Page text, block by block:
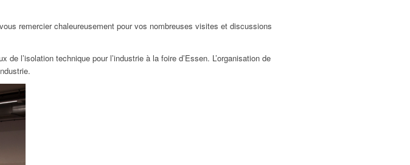
remercier chaleureusement pour vos nombreuses visites et discussions
l’isolation technique pour l’industrie à la foire d’Essen. L’organisation de